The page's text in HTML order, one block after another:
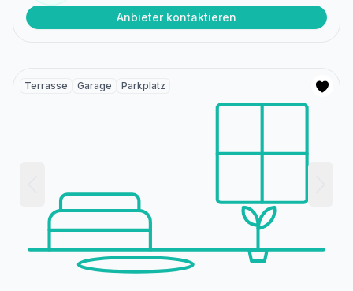
Anbieter kontaktieren
Terrasse Garage Parkplatz